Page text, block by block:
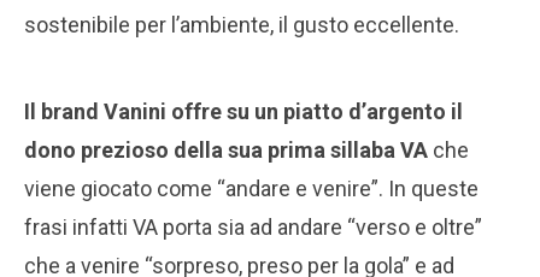
sostenibile per l’ambiente, il gusto eccellente.
Il brand Vanini offre su un piatto d’argento il
dono prezioso della sua prima sillaba VA che
viene giocato come “andare e venire”. In queste
frasi infatti VA porta sia ad andare “verso e oltre”
che a venire “sorpreso, preso per la gola” e ad